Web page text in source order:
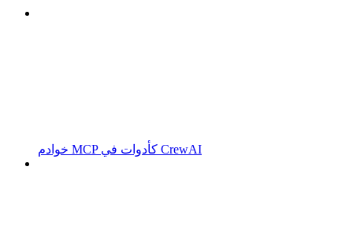
خوادم MCP كأدوات في CrewAI